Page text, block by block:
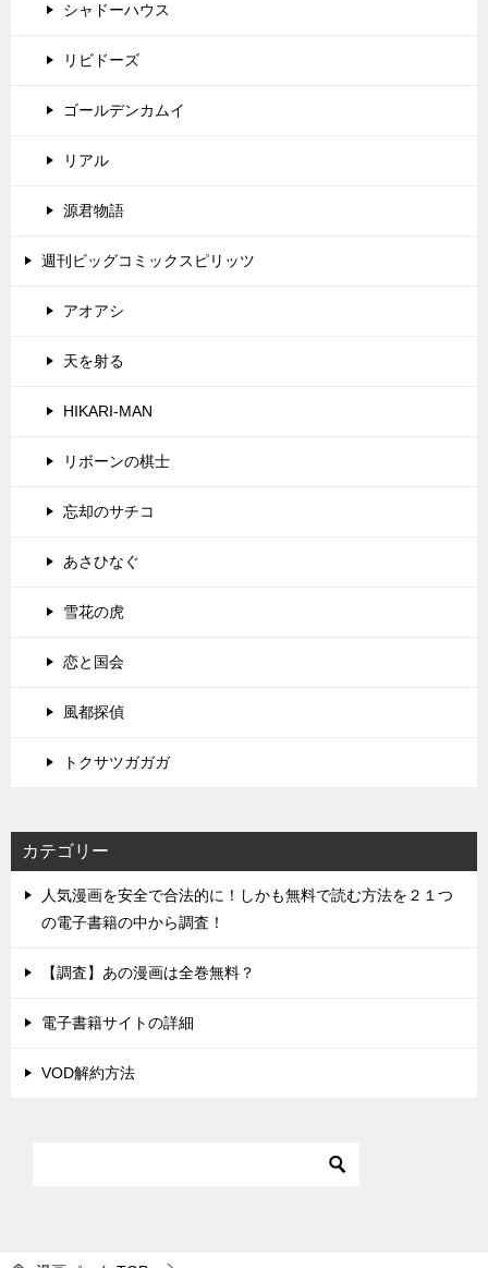
シャドーハウス
リビドーズ
ゴールデンカムイ
リアル
源君物語
週刊ビッグコミックスピリッツ
アオアシ
天を射る
HIKARI-MAN
リボーンの棋士
忘却のサチコ
あさひなぐ
雪花の虎
恋と国会
風都探偵
トクサツガガガ
カテゴリー
人気漫画を安全で合法的に！しかも無料で読む方法を２１つ
の電子書籍の中から調査！
【調査】あの漫画は全巻無料？
電子書籍サイトの詳細
VOD解約方法